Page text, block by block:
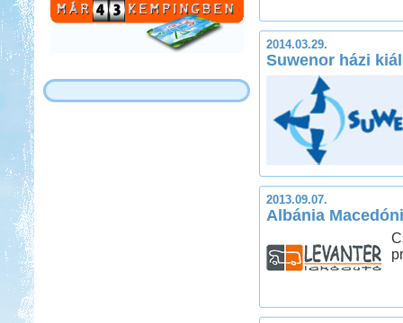
2014.03.29.
Suwenor házi
2013.09.07.
Albánia